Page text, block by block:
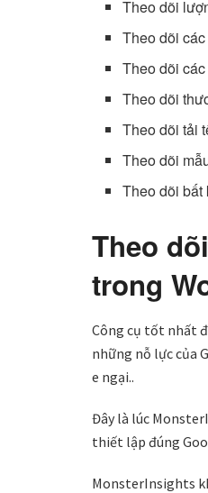
Theo dõi
Theo dõi
Theo dõi
Theo dõi
Theo dõi tải
Theo dõi
Theo dõi bất
Theo
trong
Công cụ tốt nhất
những nỗ lực của
e ngại..
Đây là lúc
thiết lập đúng
MonsterInsights